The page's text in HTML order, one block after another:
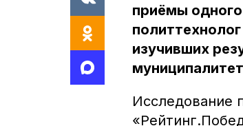
приёмы
изучивших
Исследование